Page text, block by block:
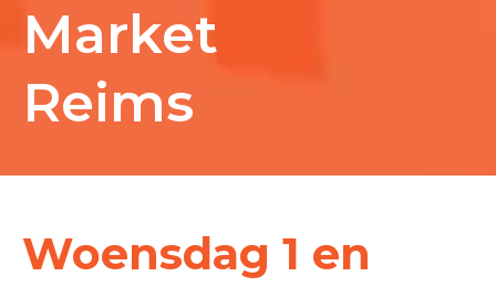
Market
Reims
Woensdag 1 en